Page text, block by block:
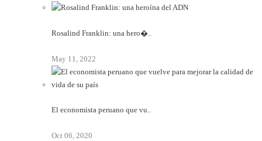
Rosalind Franklin: una hero�..
May 11, 2022
El economista peruano que vu..
Oct 06, 2020